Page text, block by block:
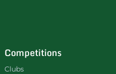
Competitions
Clubs